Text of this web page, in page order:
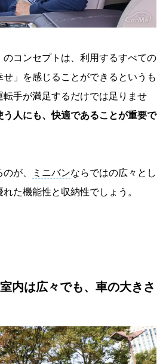
のコンセプトは、利用するすべての
せ」を感じることができるというも
手が満足するだけでは足りませ
う人にも、快適であることが重要で
が、 ミニバンならではの広々とし
た機能性と収納性でしょう。
内は広々でも、車の大きさ